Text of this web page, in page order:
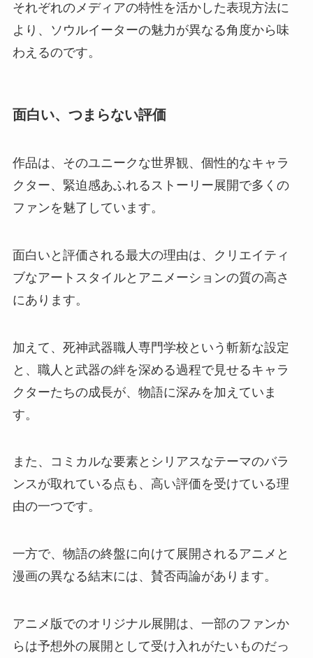
それぞれのメディアの特性を活かした表現方法に
より、ソウルイーターの魅力が異なる角度から味
わえるのです。
面白い、つまらない評価
作品は、そのユニークな世界観、個性的なキャラ
クター、緊迫感あふれるストーリー展開で多くの
ファンを魅了しています。
面白いと評価される最大の理由は、クリエイティ
ブなアートスタイルとアニメーションの質の高さ
にあります。
加えて、死神武器職人専門学校という斬新な設定
と、職人と武器の絆を深める過程で見せるキャラ
クターたちの成長が、物語に深みを加えていま
す。
また、コミカルな要素とシリアスなテーマのバラ
ンスが取れている点も、高い評価を受けている理
由の一つです。
一方で、物語の終盤に向けて展開されるアニメと
漫画の異なる結末には、賛否両論があります。
アニメ版でのオリジナル展開は、一部のファンか
らは予想外の展開として受け入れがたいものだっ